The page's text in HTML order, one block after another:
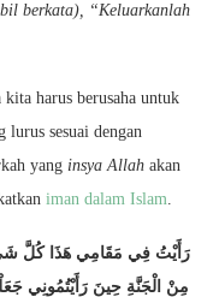
berkata), “Keluarkanlah
harus berusaha untuk
sesuai dengan
yang insya Allah akan
iman dalam Islam.
رَأَيْتُ فِي مَقَامِي هَذَا كُلَّ
مِنْ الْجَنَّةِ حِينَ رَأَيْتُمُونِي